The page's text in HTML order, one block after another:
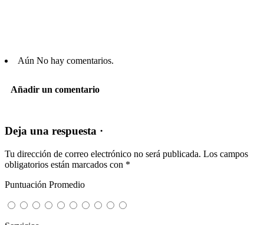
Aún No hay comentarios.
Añadir un comentario
Deja una respuesta ·
Tu dirección de correo electrónico no será publicada. Los campos
obligatorios están marcados con *
Puntuación Promedio